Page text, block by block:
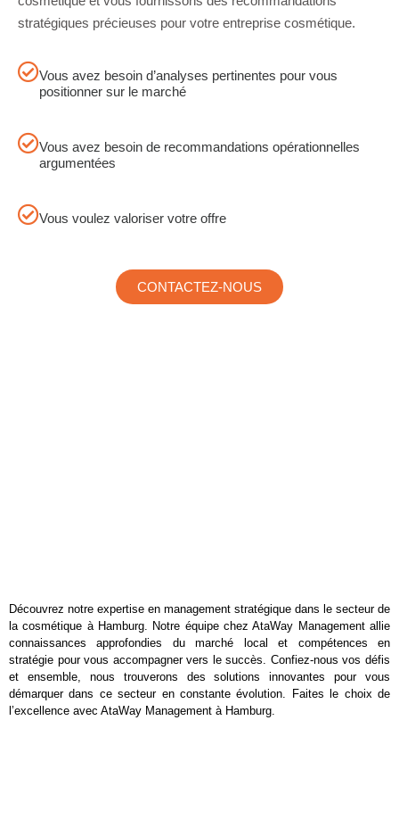
stratégiques précieuses pour votre entreprise cosmétique.
Vous avez besoin d’analyses pertinentes pour vous
positionner sur le marché
Vous avez besoin de recommandations opérationnelles
argumentées
Vous voulez valoriser votre offre
CONTACTEZ-NOUS
Découvrez notre expertise en management stratégique dans le secteur de
la cosmétique à Hamburg. Notre équipe chez AtaWay Management allie
connaissances approfondies du marché local et compétences en
stratégie pour vous accompagner vers le succès. Confiez-nous vos défis
et ensemble, nous trouverons des solutions innovantes pour vous
démarquer dans ce secteur en constante évolution. Faites le choix de
l’excellence avec AtaWay Management à Hamburg.